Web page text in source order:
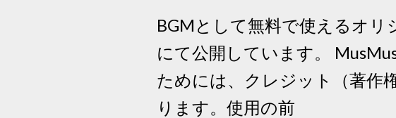
BGMとして無料で使えるオ
にて公開しています。
ためには、クレジット（著作
ります。使用の前